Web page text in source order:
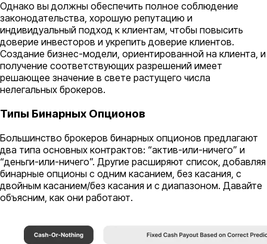
Однако вы должны обеспечить полное соблюдение
законодательства, хорошую репутацию и
индивидуальный подход к клиентам, чтобы повысить
доверие инвесторов и укрепить доверие клиентов.
Создание бизнес-модели, ориентированной на клиента, и
получение соответствующих разрешений имеет
решающее значение в свете растущего числа
нелегальных брокеров.
Типы Бинарных Опционов
Большинство брокеров бинарных опционов предлагают
два типа основных контрактов: “актив-или-ничего” и
“деньги-или-ничего”. Другие расширяют список, добавляя
бинарные опционы с одним касанием, без касания, с
двойным касанием/без касания и с диапазоном. Давайте
объясним, как они работают.